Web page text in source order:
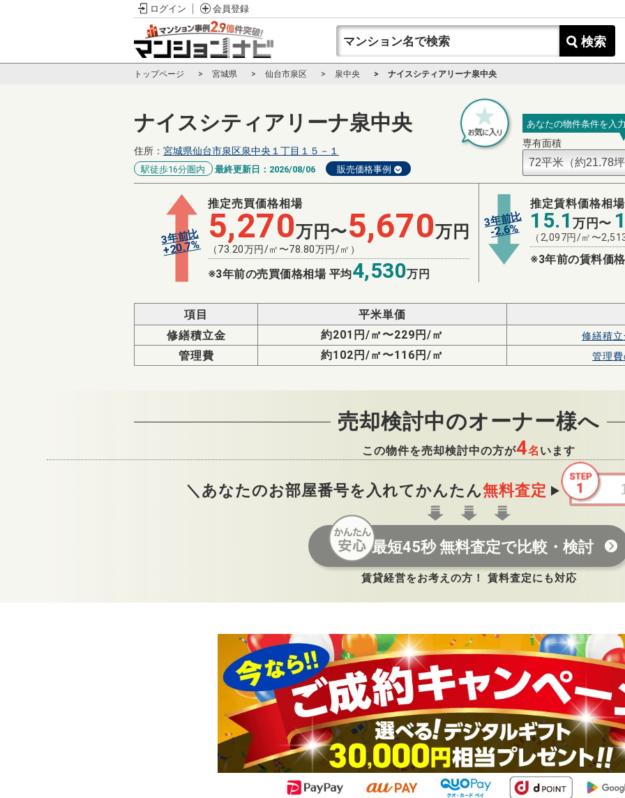
ログイン 会員登録
検索
トップページ 宮城県 仙台市泉区 泉中央 ナイスシティアリーナ泉中央
ナイスシティアリーナ泉中央
住所： 宮城県仙台市泉区泉中央１丁目１５－１
駅徒歩16分圏内 最終更新日： 2026/08/06 販売価格事例
あなたの物件条件を入
専有面積
3年前比
+20.7%
推定売買価格相場
5,270万円〜5,670万円
（73.20万円/㎡〜78.80万円/㎡）
※3年前の売買価格相場 平均4,530万円
3年前比
-2.6%
推定賃料価格相場
15.1万円〜
（ 2,097円/㎡〜
※3年前の賃料価
項目
平米単価
修繕積立金
約201円/㎡〜229円/㎡ 修繕積
管理費 約102円/㎡〜116円/㎡ 管理
売却検討中のオーナー様へ
この物件を売却検討中の方が4名 います
＼あなたのお部屋番号を入れてかんたん無料査定
最短45秒 無料査定で比較・検討
賃貸経営をお考えの方！ 賃料査定にも対応